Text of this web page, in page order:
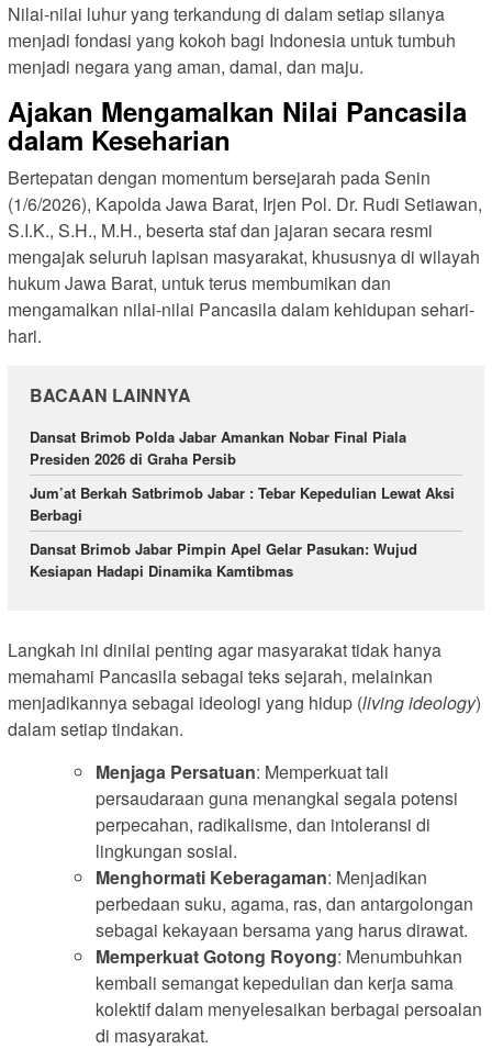
Nilai-nilai luhur yang terkandung di dalam setiap silanya
menjadi fondasi yang kokoh bagi Indonesia untuk tumbuh
menjadi negara yang aman, damai, dan maju.
Ajakan Mengamalkan Nilai Pancasila
dalam Keseharian
Bertepatan dengan momentum bersejarah pada Senin
(1/6/2026), Kapolda Jawa Barat, Irjen Pol. Dr. Rudi Setiawan,
S.I.K., S.H., M.H., beserta staf dan jajaran secara resmi
mengajak seluruh lapisan masyarakat, khususnya di wilayah
hukum Jawa Barat, untuk terus membumikan dan
mengamalkan nilai-nilai Pancasila dalam kehidupan sehari-
hari.
BACAAN LAINNYA
Dansat Brimob Polda Jabar Amankan Nobar Final Piala
Presiden 2026 di Graha Persib
Jum’at Berkah Satbrimob Jabar : Tebar Kepedulian Lewat Aksi
Berbagi
Dansat Brimob Jabar Pimpin Apel Gelar Pasukan: Wujud
Kesiapan Hadapi Dinamika Kamtibmas
Langkah ini dinilai penting agar masyarakat tidak hanya
memahami Pancasila sebagai teks sejarah, melainkan
menjadikannya sebagai ideologi yang hidup (living ideology)
dalam setiap tindakan.
Menjaga Persatuan: Memperkuat tali
persaudaraan guna menangkal segala potensi
perpecahan, radikalisme, dan intoleransi di
lingkungan sosial.
Menghormati Keberagaman: Menjadikan
perbedaan suku, agama, ras, dan antargolongan
sebagai kekayaan bersama yang harus dirawat.
Memperkuat Gotong Royong: Menumbuhkan
kembali semangat kepedulian dan kerja sama
kolektif dalam menyelesaikan berbagai persoalan
di masyarakat.